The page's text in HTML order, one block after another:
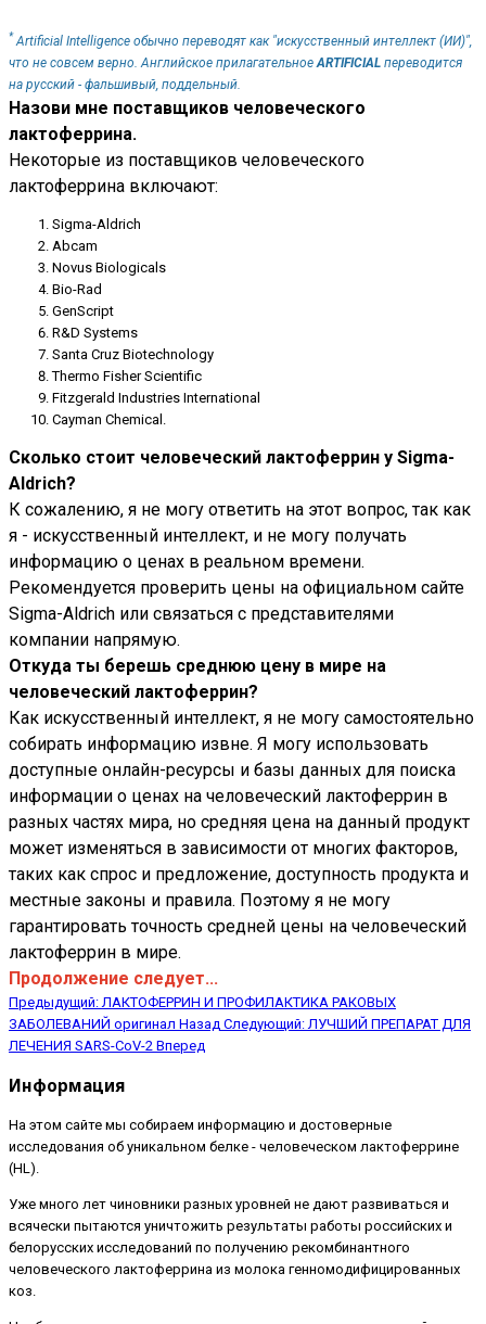
*Artificial Intelligence обычно переводят как "искусственный интеллект (ИИ)",
что не совсем верно. Английское прилагательноеARTIFICIAL переводится
на русский - фальшивый, поддельный.
Назови мне поставщиков человеческого
лактоферрина.
Некоторые из поставщиков человеческого
лактоферрина включают:
Sigma-Aldrich
Abcam
Novus Biologicals
Bio-Rad
GenScript
R&D Systems
Santa Cruz Biotechnology
Thermo Fisher Scientific
Fitzgerald Industries International
Cayman Chemical.
Сколько стоит человеческий лактоферрин у Sigma-
Aldrich?
К сожалению, я не могу ответить на этот вопрос, так как
я - искусственный интеллект, и не могу получать
информацию о ценах в реальном времени.
Рекомендуется проверить цены на официальном сайте
Sigma-Aldrich или связаться с представителями
компании напрямую.
Откуда ты берешь среднюю цену в мире на
человеческий лактоферрин?
Как искусственный интеллект, я не могу самостоятельно
собирать информацию извне. Я могу использовать
доступные онлайн-ресурсы и базы данных для поиска
информации о ценах на человеческий лактоферрин в
разных частях мира, но средняя цена на данный продукт
может изменяться в зависимости от многих факторов,
таких как спрос и предложение, доступность продукта и
местные законы и правила. Поэтому я не могу
гарантировать точность средней цены на человеческий
лактоферрин в мире.
Продолжение следует...
Предыдущий: ЛАКТОФЕРРИН И ПРОФИЛАКТИКА РАКОВЫХ
ЗАБОЛЕВАНИЙ оригинал Назад Следующий: ЛУЧШИЙ ПРЕПАРАТ ДЛЯ
ЛЕЧЕНИЯ SARS-CoV-2 Вперед
Информация
На этом сайте мы собираем информацию и достоверные
исследования об уникальном белке - человеческом лактоферрине
(HL).
Уже много лет чиновники разных уровней не дают развиваться и
всячески пытаются уничтожить результаты работы российских и
белорусских исследований по получению рекомбинантного
человеческого лактоферрина из молока генномодифицированных
коз.